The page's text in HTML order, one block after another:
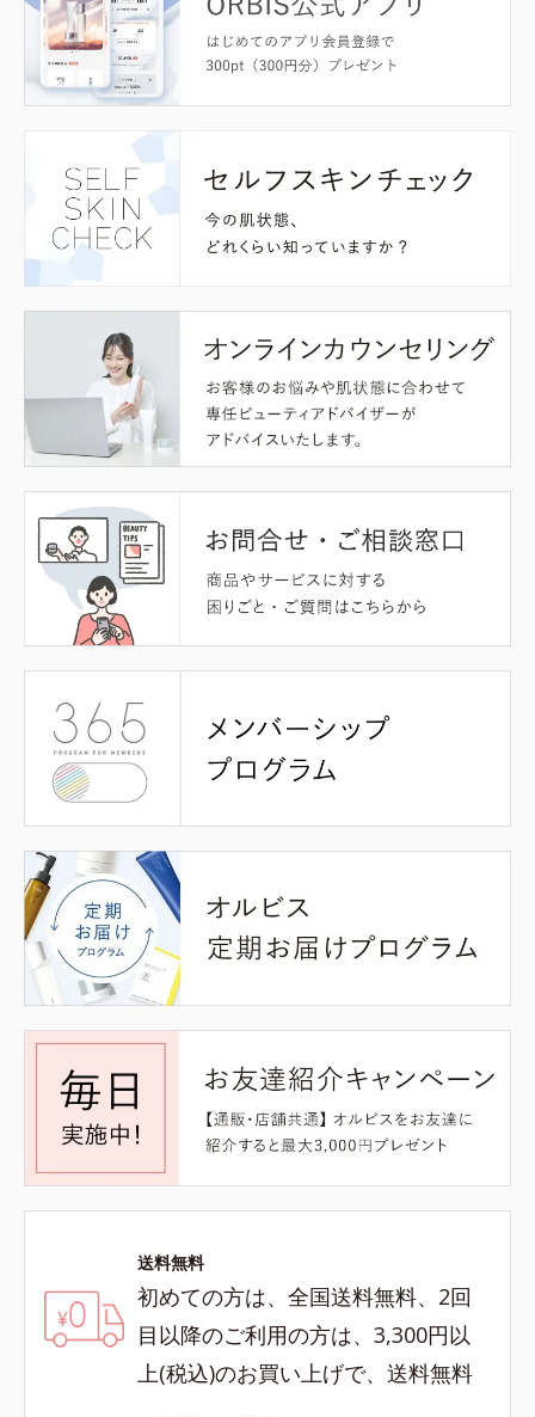
送料無料
初めての方は、全国送料無料、2回
目以降のご利用の方は、3,300円以
上(税込)のお買い上げで、送料無料